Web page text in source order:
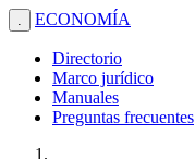
. ECONOMÍA
Directorio
Marco jurídico
Manuales
Preguntas frecuentes